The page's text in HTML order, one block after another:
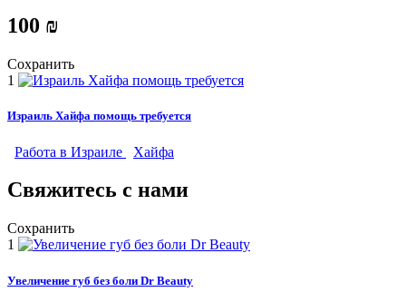
100 ₪
Сохранить
1
Израиль Хайфа помощь требуется
Работа в Израиле Хайфа
Свяжитесь с нами
Сохранить
1
Увеличение губ без боли Dr Beauty